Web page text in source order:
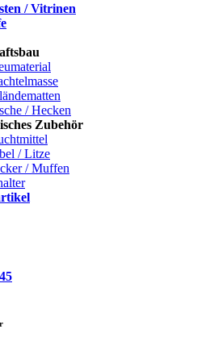
/ Vitrinen
/ Hecken
Zubehör
/ Litze
/ Muffen